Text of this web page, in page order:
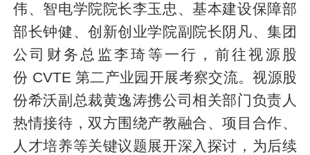
伟、智电学院院长李玉忠、基本建设保障部
部长钟健、创新创业学院副院长阴凡、集团
公司财务总监李琦等一行，前往视源股
份 CVTE 第二产业园开展考察交流。视源股
份希沃副总裁黄逸涛携公司相关部门负责人
热情接待，双方围绕产教融合、项目合作、
人才培养等关键议题展开深入探讨，为后续